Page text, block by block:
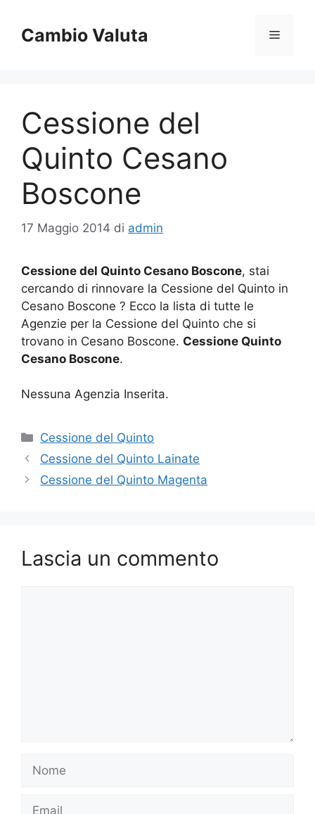
contenuto
Cambio Valuta Menu
Cessione del
Quinto Cesano
Boscone
17 Maggio 2014 di admin
Cessione del Quinto Cesano Boscone, stai
cercando di rinnovare la Cessione del Quinto in
Cesano Boscone ? Ecco la lista di tutte le
Agenzie per la Cessione del Quinto che si
trovano in Cesano Boscone. Cessione Quinto
Cesano Boscone.
Nessuna Agenzia Inserita.
Categorie
Cessione del Quinto
Cessione del Quinto Lainate
Cessione del Quinto Magenta
Lascia un commento
Nome
Email